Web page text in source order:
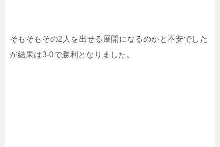
そもそもその2人を出せる展開になるのかと不安でした
が結果は3-0で勝利となりました。